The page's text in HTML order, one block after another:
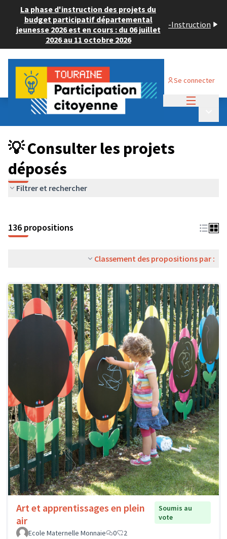
La phase d'instruction des projets du
budget participatif départemental
jeunesse 2026 est en cours : du 06 juillet
2026 au 11 octobre 2026
-Instruction
Se connecter
Budget Participatif JEUNESSE 2024
💡 Consulter les projets déposés
💡 Consulter les projets
déposés
Filtrer et rechercher
136 propositions
Classement des propositions par :
Art et apprentissages en plein
air
Soumis au
vote
Ecole Maternelle Monnaie
0 2